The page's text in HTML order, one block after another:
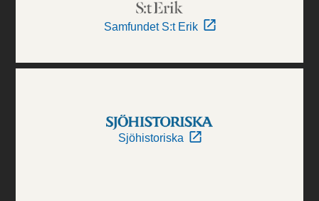
Samfundet S:t Erik
Sjöhistoriska